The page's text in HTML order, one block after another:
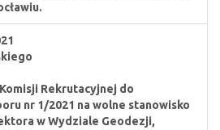
Rekrutacyjnej do
nr 1/2021 na wolne stanowisko
w Wydziale Geodezji,